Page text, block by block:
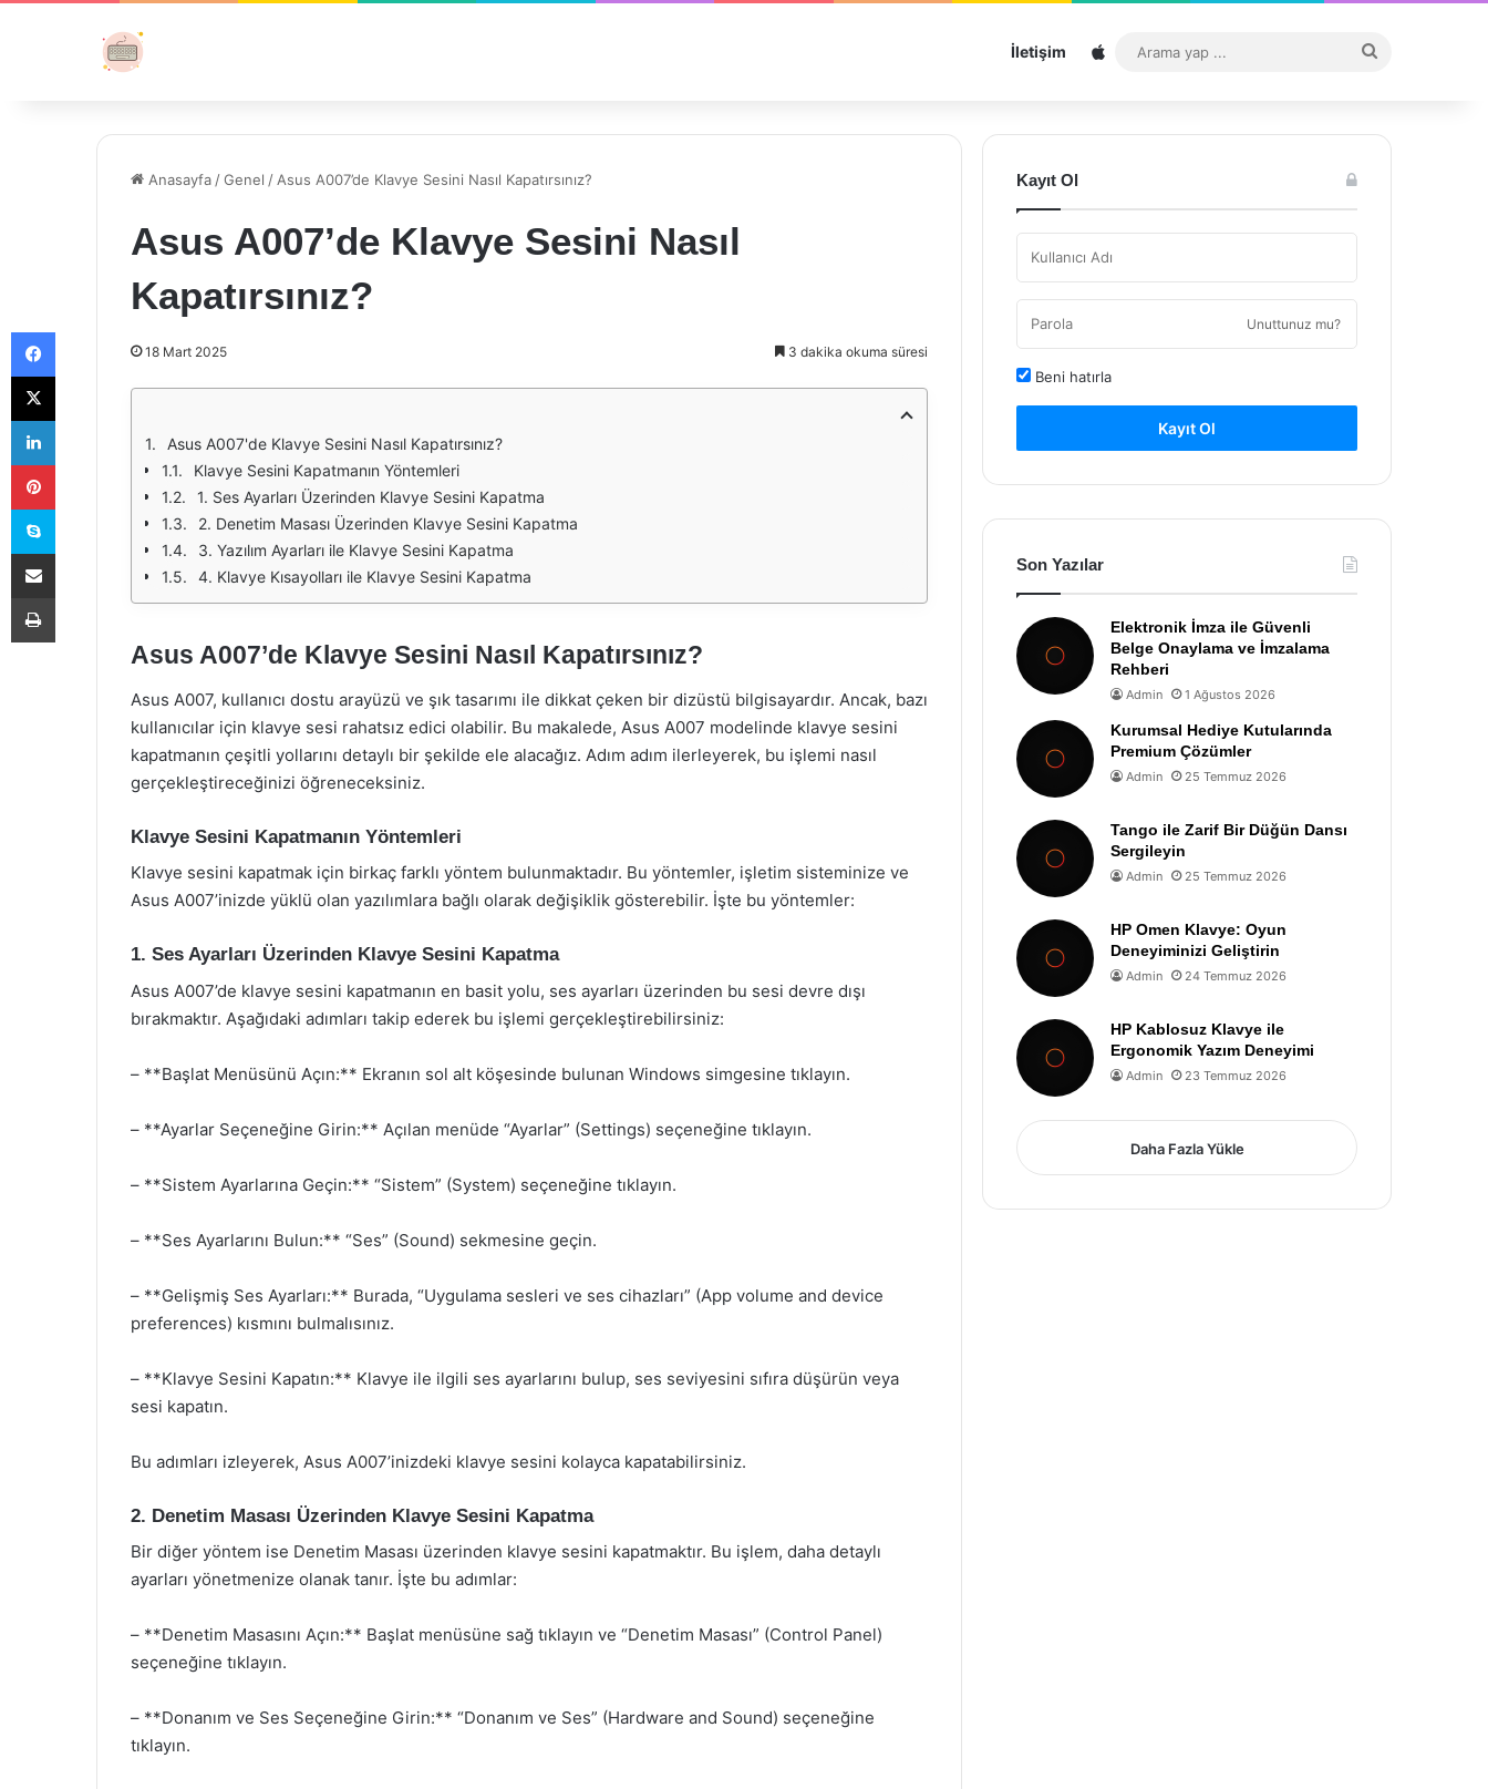
İletişim Sitemap
...
Anasayfa /Genel / Asus A007’de Klavye Sesini Nasıl Kapatırsınız?
Asus A007’de Klavye Sesini Nasıl
Kapatırsınız?
18 Mart 2025 3 dakika okuma süresi
Asus A007'de Klavye Sesini Nasıl Kapatırsınız?
Klavye Sesini Kapatmanın Yöntemleri
1. Ses Ayarları Üzerinden Klavye Sesini Kapatma
2. Denetim Masası Üzerinden Klavye Sesini Kapatma
3. Yazılım Ayarları ile Klavye Sesini Kapatma
4. Klavye Kısayolları ile Klavye Sesini Kapatma
Asus A007’de Klavye Sesini Nasıl Kapatırsınız?
Asus A007, kullanıcı dostu arayüzü ve şık tasarımı ile dikkat çeken bir dizüstü bilgisayardır. Ancak, bazı
kullanıcılar için klavye sesi rahatsız edici olabilir. Bu makalede, Asus A007 modelinde klavye sesini
kapatmanın çeşitli yollarını detaylı bir şekilde ele alacağız. Adım adım ilerleyerek, bu işlemi nasıl
gerçekleştireceğinizi öğreneceksiniz.
Klavye Sesini Kapatmanın Yöntemleri
Klavye sesini kapatmak için birkaç farklı yöntem bulunmaktadır. Bu yöntemler, işletim sisteminize ve
Asus A007’inizde yüklü olan yazılımlara bağlı olarak değişiklik gösterebilir. İşte bu yöntemler:
1. Ses Ayarları Üzerinden Klavye Sesini Kapatma
Asus A007’de klavye sesini kapatmanın en basit yolu, ses ayarları üzerinden bu sesi devre dışı
bırakmaktır. Aşağıdaki adımları takip ederek bu işlemi gerçekleştirebilirsiniz:
– **Başlat Menüsünü Açın:** Ekranın sol alt köşesinde bulunan Windows simgesine tıklayın.
– **Ayarlar Seçeneğine Girin:** Açılan menüde “Ayarlar” (Settings) seçeneğine tıklayın.
– **Sistem Ayarlarına Geçin:** “Sistem” (System) seçeneğine tıklayın.
– **Ses Ayarlarını Bulun:** “Ses” (Sound) sekmesine geçin.
– **Gelişmiş Ses Ayarları:** Burada, “Uygulama sesleri ve ses cihazları” (App volume and device
preferences) kısmını bulmalısınız.
– **Klavye Sesini Kapatın:** Klavye ile ilgili ses ayarlarını bulup, ses seviyesini sıfıra düşürün veya
sesi kapatın.
Bu adımları izleyerek, Asus A007’inizdeki klavye sesini kolayca kapatabilirsiniz.
2. Denetim Masası Üzerinden Klavye Sesini Kapatma
Bir diğer yöntem ise Denetim Masası üzerinden klavye sesini kapatmaktır. Bu işlem, daha detaylı
ayarları yönetmenize olanak tanır. İşte bu adımlar:
– **Denetim Masasını Açın:** Başlat menüsüne sağ tıklayın ve “Denetim Masası” (Control Panel)
seçeneğine tıklayın.
– **Donanım ve Ses Seçeneğine Girin:** “Donanım ve Ses” (Hardware and Sound) seçeneğine
tıklayın.
Kayıt Ol
Unuttunuz mu?
Beni hatırla
Kayıt Ol
Son Yazılar
Elektronik İmza ile Güvenli
Belge Onaylama ve İmzalama
Rehberi
Admin 1 Ağustos 2026
Kurumsal Hediye Kutularında
Premium Çözümler
Admin 25 Temmuz 2026
Tango ile Zarif Bir Düğün Dansı
Sergileyin
Admin 25 Temmuz 2026
HP Omen Klavye: Oyun
Deneyiminizi Geliştirin
Admin 24 Temmuz 2026
HP Kablosuz Klavye ile
Ergonomik Yazım Deneyimi
Admin 23 Temmuz 2026
Daha Fazla Yükle
Facebook
X
LinkedIn
Pinterest
Skype
E-Posta ile paylaş